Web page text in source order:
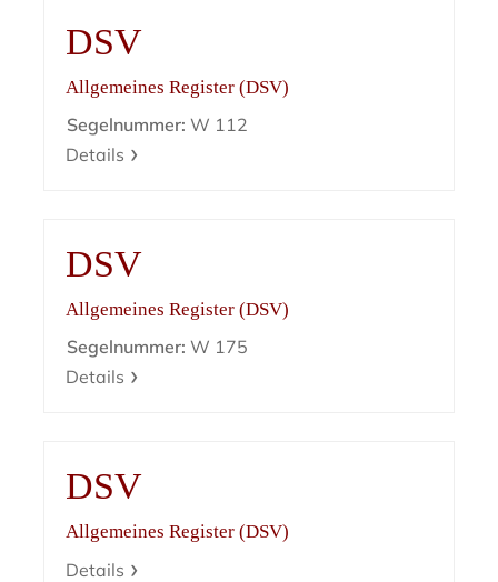
DSV
Allgemeines Register (DSV)
Segelnummer: W 112
Details
DSV
Allgemeines Register (DSV)
Segelnummer: W 175
Details
DSV
Allgemeines Register (DSV)
Details